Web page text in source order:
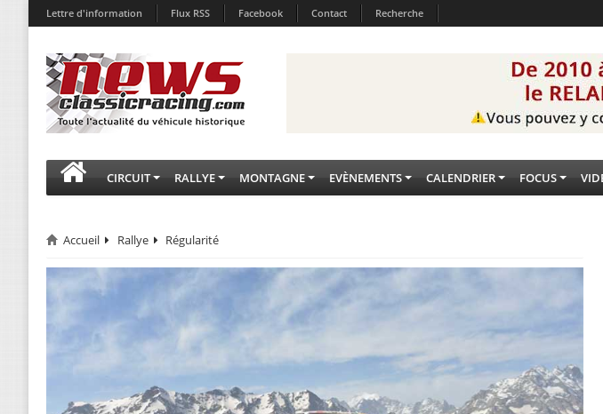
Lettre d'information Flux RSS Facebook Contact Recherche
CIRCUIT RALLYE MONTAGNE EVÈNEMENTS CALENDRIER FOCUS
Accueil Rallye Régularité